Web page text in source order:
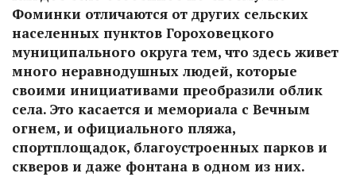
Фоминки отличаются от других сельских
населенных пунктов Гороховецкого
муниципального округа тем, что здесь живет
много неравнодушных людей, которые
своими инициативами преобразили облик
села. Это касается и мемориала с Вечным
огнем, и официального пляжа,
спортплощадок, благоустроенных парков и
скверов и даже фонтана в одном из них.